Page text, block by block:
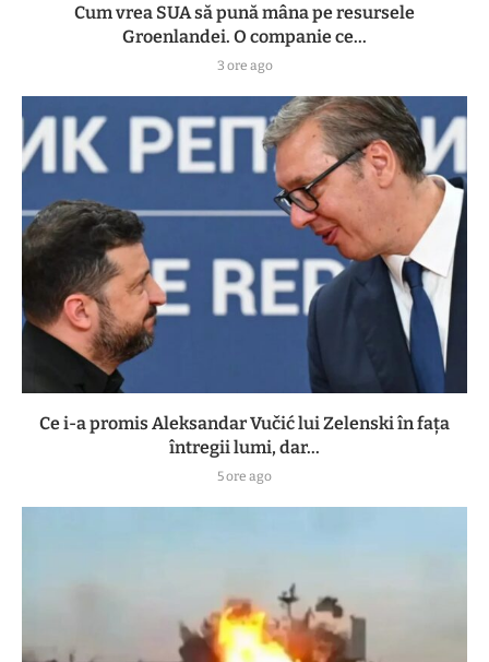
Cum vrea SUA să pună mâna pe resursele
Groenlandei. O companie ce...
3 ore ago
Ce i-a promis Aleksandar Vučić lui Zelenski în fața
întregii lumi, dar...
5 ore ago